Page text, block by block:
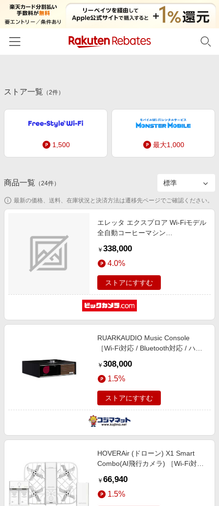
カテゴリー一覧
百貨店・総合ECモール
ファッション・インナー・小物
食品・スイーツ・お酒
家電・PC・スマホ・カメラ
スポーツ・アウトドア・ゴルフ
インテリア・寝具
ペット・花・DIY・車
金融・マネー・保険
初回購入者限定特典
新着ストアのご紹介
電子書籍特集
わくわく夏特集
Apple公式サイト×楽天カード分割払い
Samsung ボーナスキャンペーン
友達紹介
楽天IDでログイン/会員登録
ストア一覧 （2件）
1,500 最大1,000
商品一覧 （24件）
最新の価格、送料、在庫状況と決済方法は遷移先ページでご確認ください。
エレッタ エクスプロア Wi-Fiモデル
全自動コーヒーマシン
￥ 338,000
4.0%
ストアにすすむ
RUARKAUDIO Music Console
［Wi-Fi対応 / Bluetooth対応 / ハイ
￥ 308,000
1.5%
ストアにすすむ
HOVERAir (ドローン) X1 Smart
Combo(AI飛行カメラ) ［Wi-Fi対
￥ 66,940
1.5%